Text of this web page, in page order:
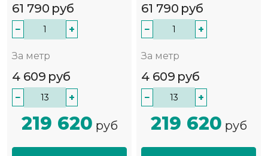
61 790 руб
− +
За метр
4 609 руб
− +
219 620 руб
61 790 руб
− +
За метр
4 609 руб
− +
219 620 руб